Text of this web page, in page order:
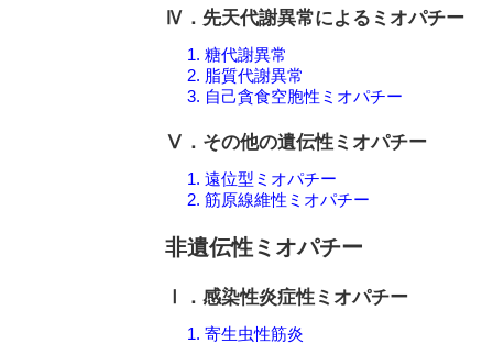
Ⅳ．先天代謝異常によるミオパチー
1. 糖代謝異常
2. 脂質代謝異常
3. 自己貪食空胞性ミオパチー
Ⅴ．その他の遺伝性ミオパチー
1. 遠位型ミオパチー
2. 筋原線維性ミオパチー
非遺伝性ミオパチー
Ⅰ．感染性炎症性ミオパチー
1. 寄生虫性筋炎